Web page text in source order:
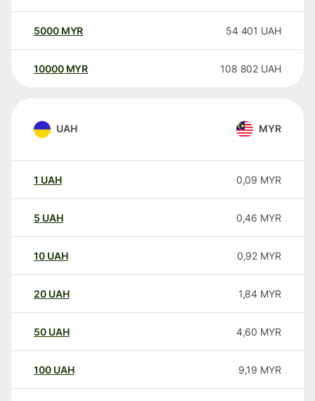
5000 MYR 54 401 UAH
10000 MYR 108 802 UAH
UAH MYR
1 UAH 0,09 MYR
5 UAH 0,46 MYR
10 UAH 0,92 MYR
20 UAH 1,84 MYR
50 UAH 4,60 MYR
100 UAH 9,19 MYR